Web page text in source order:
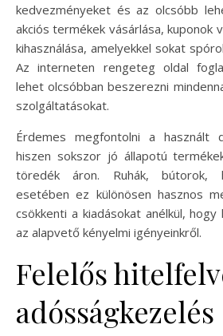
kedvezményeket és az olcsóbb
akciós termékek vásárlása, kuponok
kihasználása, amelyekkel sokat
Az interneten rengeteg oldal
lehet olcsóbban beszerezni
szolgáltatásokat.
Érdemes megfontolni a használt
hiszen sokszor jó állapotú
töredék áron. Ruhák, bútorok,
esetében ez különösen hasznos
csökkenti a kiadásokat anélkül, hogy
az alapvető kényelmi igényeinkről.
Felelős
adósságkezelés